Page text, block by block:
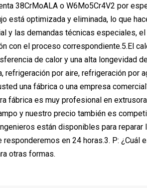
38CrMoALA o W6Mo5Cr4V2 por
está optimizada y eliminada, lo que
y las demandas técnicas especiales,
con el proceso correspondiente.5.El
de calor y una alta longevidad
refrigeración por aire, refrigeración por
una fábrica o una empresa
fábrica es muy profesional en
y nuestro precio también es
están disponibles para reparar
responderemos en 24 horas.3. P:
otras formas.